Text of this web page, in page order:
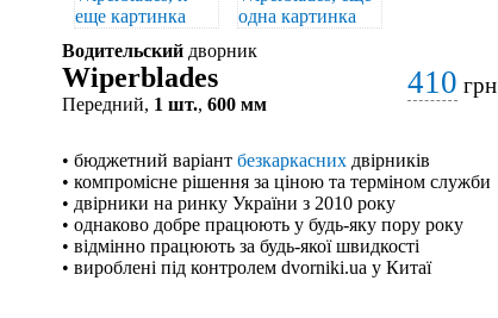
Водительский дворник
Wiperblades
Передний, 1 шт., 600 мм
410 грн
• бюджетний варіант безкаркасних двірників
• компромісне рішення за ціною та терміном служби
• двірники на ринку України з 2010 року
• однаково добре працюють у будь-яку пору року
• відмінно працюють за будь-якої швидкості
• вироблені під контролем dvorniki.ua у Китаї